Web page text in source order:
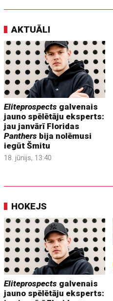
AKTUĀLI
Eliteprospects galvenais
jauno spēlētāju eksperts:
jau janvārī Floridas
Panthers bija nolēmusi
iegūt Šmitu
18. jūnijs, 13:40
HOKEJS
Eliteprospects galvenais
jauno spēlētāju eksperts: